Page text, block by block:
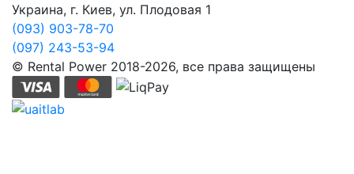
Украина, г. Киев, ул. Плодовая 1
(093) 903-78-70
(097) 243-53-94
© Rental Power 2018-2026, все права защищены